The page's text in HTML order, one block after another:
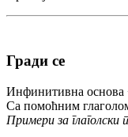
Гради се
Инфинитивна основа
Са помоћним
Примери за глаголски